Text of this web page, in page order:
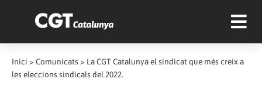
Inici > Comunicats > La CGT Catalunya el sindicat que més creix a
les eleccions sindicals del 2022.